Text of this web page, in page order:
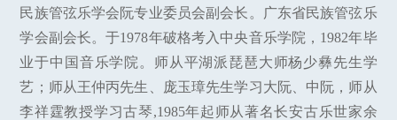
民族管弦乐学会阮专业委员会副会长。广东省民族管弦乐
学会副会长。于1978年破格考入中央音乐学院，1982年毕
业于中国音乐学院。师从平湖派琵琶大师杨少彝先生学
艺；师从王仲丙先生、庞玉璋先生学习大阮、中阮，师从
李祥霆教授学习古琴,1985年起师从著名长安古乐世家余